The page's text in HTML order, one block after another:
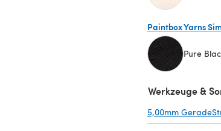
Paintbox Yarns
Pure
Werkzeuge &
5,00mm